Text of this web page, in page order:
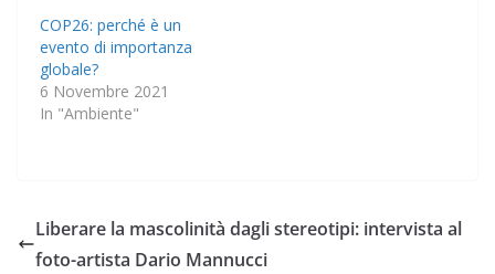
COP26: perché è un
evento di importanza
globale?
6 Novembre 2021
In "Ambiente"
Liberare la mascolinità dagli stereotipi: intervista al
foto-artista Dario Mannucci